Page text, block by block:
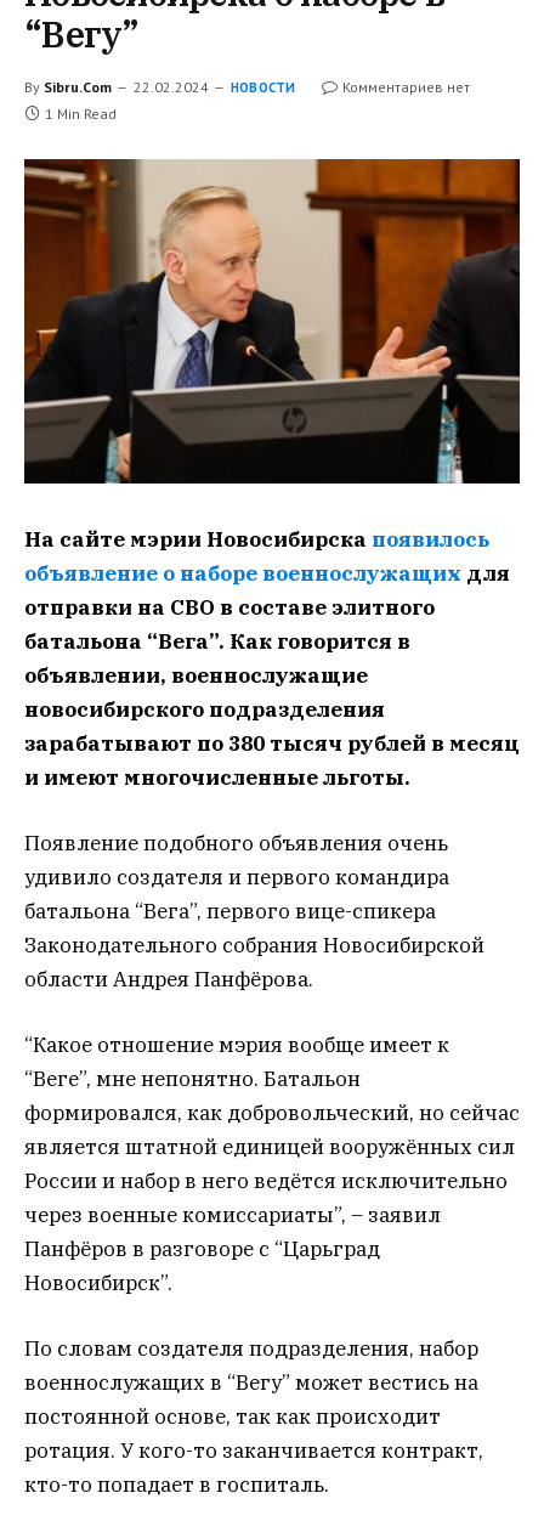
“Вегу”
By Sibru.Com 22.02.2024 НОВОСТИ
Комментариев нет
1 Min Read
На сайте мэрии Новосибирска появилось
объявление о наборе военнослужащих для
отправки на СВО в составе элитного
батальона “Вега”. Как говорится в
объявлении, военнослужащие
новосибирского подразделения
зарабатывают по 380 тысяч рублей в месяц
и имеют многочисленные льготы.
Появление подобного объявления очень
удивило создателя и первого командира
батальона “Вега”, первого вице-спикера
Законодательного собрания Новосибирской
области Андрея Панфёрова.
“Какое отношение мэрия вообще имеет к
“Веге”, мне непонятно. Батальон
формировался, как добровольческий, но сейчас
является штатной единицей вооружённых сил
России и набор в него ведётся исключительно
через военные комиссариаты”, – заявил
Панфёров в разговоре с “Царьград
Новосибирск”.
По словам создателя подразделения, набор
военнослужащих в “Вегу” может вестись на
постоянной основе, так как происходит
ротация. У кого-то заканчивается контракт,
кто-то попадает в госпиталь.